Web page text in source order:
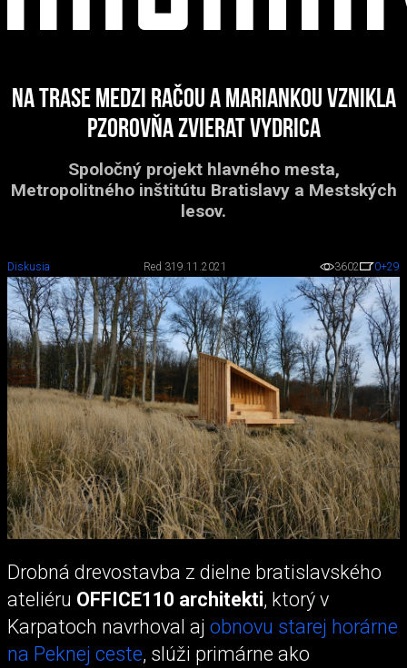
Na trase medzi Račou a Mariankou vznikla
pzorovňa zvierat Vydrica
Spoločný projekt hlavného mesta,
Metropolitného inštitútu Bratislavy a Mestských
lesov.
Diskusia Red 319.11.2021 3602 0+29
Drobná drevostavba z dielne bratislavského
ateliéru OFFICE110 architekti, ktorý v
Karpatoch navrhoval aj obnovu starej horárne
na Peknej ceste, slúži primárne ako